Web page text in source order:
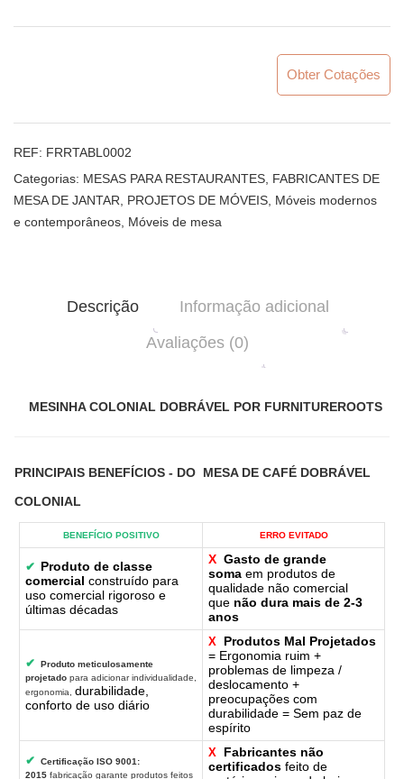
Obter Cotações
REF: FRRTABL0002
Categorias: MESAS PARA RESTAURANTES FABRICANTES DE
MESA DE JANTAR
PROJETOS DE MÓVEIS Móveis modernos
e contemporâneos Móveis de mesa
Descrição
Informação adicional
Avaliações (0)
MESINHA COLONIAL DOBRÁVEL POR FURNITUREROOTS
PRINCIPAIS BENEFÍCIOS - DO MESA DE CAFÉ DOBRÁVEL
COLONIAL
BENEFÍCIO POSITIVO ERRO EVITADO
✔ Produto de classe
comercial construído para
uso comercial rigoroso e
últimas décadas
X Gasto de grande
soma em produtos de
qualidade não comercial
que não dura mais de 2-3
anos
✔
Produto meticulosamente
projetado para adicionar individualidade,
ergonomia, durabilidade,
conforto de uso diário
X
Produtos Mal Projetados
= Ergonomia ruim +
problemas de limpeza /
deslocamento +
preocupações com
durabilidade = Sem paz de
espírito
✔
Certificação ISO 9001:
2015 fabricação garante produtos feitos
X
Fabricantes não
certificados feito de